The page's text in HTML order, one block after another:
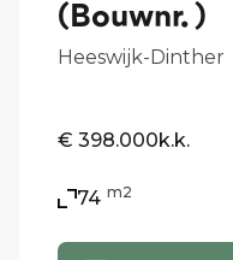
(Bouwnr. )
Heeswijk-Dinther
€ 398.000k.k.
74 m2